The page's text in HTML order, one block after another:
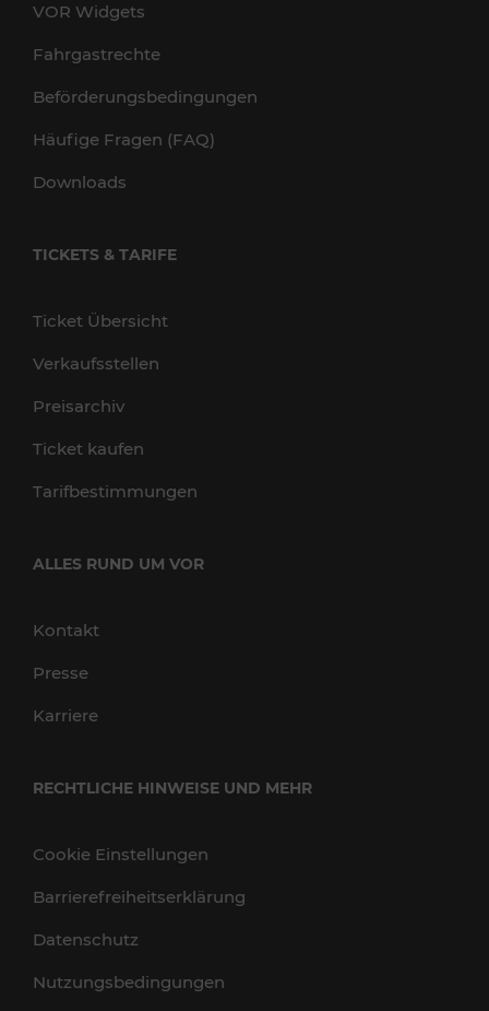
VOR Widgets
Fahrgastrechte
Beförderungsbedingungen
Häufige Fragen (FAQ)
Downloads
TICKETS & TARIFE
Ticket Übersicht
Verkaufsstellen
Preisarchiv
Ticket kaufen
Tarifbestimmungen
ALLES RUND UM VOR
Kontakt
Presse
Karriere
RECHTLICHE HINWEISE UND MEHR
Cookie Einstellungen
Barrierefreiheitserklärung
Datenschutz
Nutzungsbedingungen